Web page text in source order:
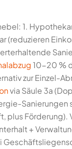
1.
(reduzieren
10-20 %
zur Einzel-
via Säule 3a
Sanierungen
plus Förderung).
+